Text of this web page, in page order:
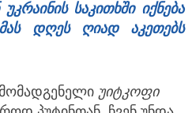
საკითხში იქნება
დღეს ღიად აკეთებს
უიტკოფი